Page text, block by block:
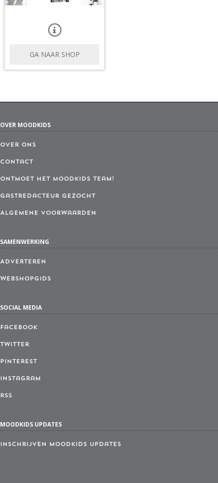
GA NAAR SHOP
OVER MOODKIDS
Over ons
Contact
Ontmoet het MoodKids Team!
Gastredacteur gezocht
Algemene Voorwaarden
SAMENWERKING
Adverteren
Webshopgids
SOCIAL MEDIA
Facebook
Twitter
Pinterest
Instagram
RSS
MOODKIDS UPDATES
Inschrijven MoodKids Updates